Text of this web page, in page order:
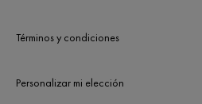
Términos y condiciones
Personalizar mi elección